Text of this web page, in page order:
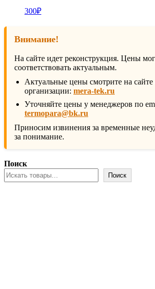
300₽
Внимание!
На сайте идет реконструкция. Цены
соответствовать актуальным.
Актуальные цены смотрите на
организации: mera-tek.ru
Уточняйте цены у менеджеров по
termopara@bk.ru
Приносим извинения за временные
за понимание.
Поиск
Поиск